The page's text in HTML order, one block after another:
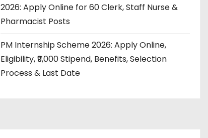
2026: Apply Online for 60 Clerk, Staff Nurse &
Pharmacist Posts
PM Internship Scheme 2026: Apply Online,
Eligibility, ₹9,000 Stipend, Benefits, Selection
Process & Last Date